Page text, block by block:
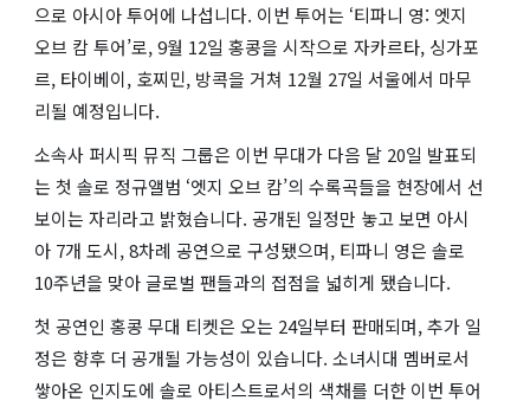
으로 아시아 투어에 나섭니다. 이번 투어는 ‘티파니 영: 엣지
오브 캄 투어’로, 9월 12일 홍콩을 시작으로 자카르타, 싱가포
르, 타이베이, 호찌민, 방콕을 거쳐 12월 27일 서울에서 마무
리될 예정입니다.
소속사 퍼시픽 뮤직 그룹은 이번 무대가 다음 달 20일 발표되
는 첫 솔로 정규앨범 ‘엣지 오브 캄’의 수록곡들을 현장에서 선
보이는 자리라고 밝혔습니다. 공개된 일정만 놓고 보면 아시
아 7개 도시, 8차례 공연으로 구성됐으며, 티파니 영은 솔로
10주년을 맞아 글로벌 팬들과의 접점을 넓히게 됐습니다.
첫 공연인 홍콩 무대 티켓은 오는 24일부터 판매되며, 추가 일
정은 향후 더 공개될 가능성이 있습니다. 소녀시대 멤버로서
쌓아온 인지도에 솔로 아티스트로서의 색채를 더한 이번 투어